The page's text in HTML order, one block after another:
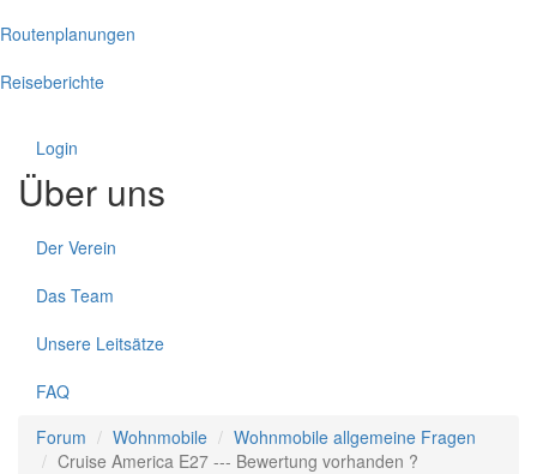
Routenplanungen
Reiseberichte
Login
Über uns
Der Verein
Das Team
Unsere Leitsätze
FAQ
Forum
Wohnmobile
Wohnmobile allgemeine Fragen
Cruise America E27 --- Bewertung vorhanden ?